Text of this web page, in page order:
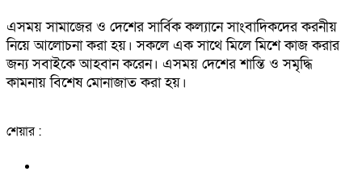
এসময় সামাজের ও দেশের সার্বিক কল্যানে সাংবাদিকদের করনীয়
নিয়ে আলোচনা করা হয়। সকলে এক সাথে মিলে মিশে কাজ করার
জন্য সবাইকে আহবান করেন। এসময় দেশের শান্তি ও সমৃদ্ধি
কামনায় বিশেষ মোনাজাত করা হয়।
শেয়ার :